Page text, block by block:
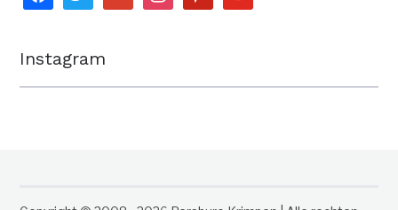
Instagram